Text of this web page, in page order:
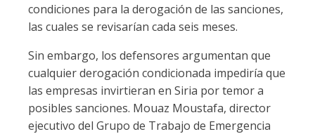
condiciones para la derogación de las sanciones,
las cuales se revisarían cada seis meses.
Sin embargo, los defensores argumentan que
cualquier derogación condicionada impediría que
las empresas invirtieran en Siria por temor a
posibles sanciones. Mouaz Moustafa, director
ejecutivo del Grupo de Trabajo de Emergencia